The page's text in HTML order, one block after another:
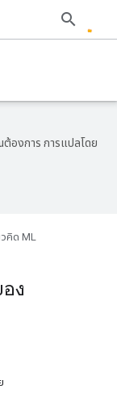
ต้องการ การแปลโดย
คิด ML
ง